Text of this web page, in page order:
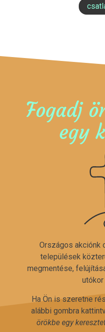
Fogadj
egy
Országos akciónk
települések
megmentése,
utókor
Ha Ön is szeretne
alábbi gombra
örökbe egy